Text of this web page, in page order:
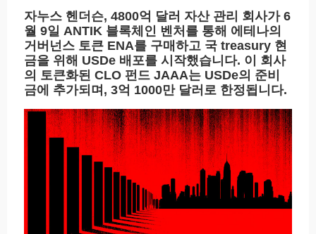
자누스 헨더슨, 4800억 달러 자산 관리 회사가 6
월 9일 ANTIK 블록체인 벤처를 통해 에테나의
거버넌스 토큰 ENA를 구매하고 국 treasury 현
금을 위해 USDe 배포를 시작했습니다. 이 회사
의 토큰화된 CLO 펀드 JAAA는 USDe의 준비
금에 추가되며, 3억 1000만 달러로 한정됩니다.